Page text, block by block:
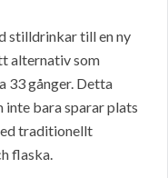
stilldrinkar till en ny
alternativ som
33 gånger. Detta
bara sparar plats
traditionellt
flaska.